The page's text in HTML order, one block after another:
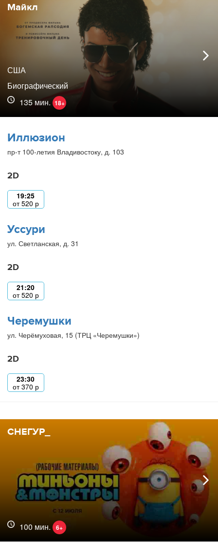
Майкл
США
Биографический
135 мин. 18+
Иллюзион
пр-т 100-летия Владивостоку, д. 103
2D
19:25
от520 р
Уссури
ул. Светланская, д. 31
2D
21:20
от520 р
Черемушки
ул. Черёмуховая, 15 (ТРЦ «Черемушки»)
2D
23:30
от370 р
СНЕГУР_
100 мин. 6+